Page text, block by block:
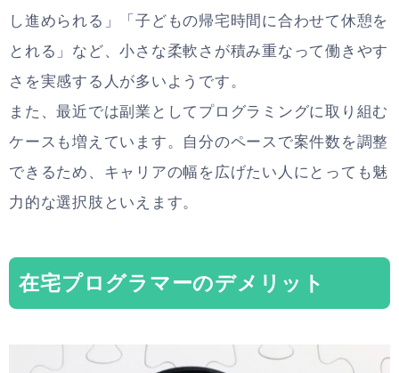
し進められる」「子どもの帰宅時間に合わせて休憩を
とれる」など、小さな柔軟さが積み重なって働きやす
さを実感する人が多いようです。
また、最近では副業としてプログラミングに取り組む
ケースも増えています。自分のペースで案件数を調整
できるため、キャリアの幅を広げたい人にとっても魅
力的な選択肢といえます。
在宅プログラマーのデメリット